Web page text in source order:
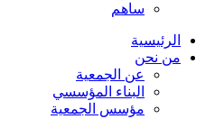
ساهم
الرئيسية
من نحن
عن الجمعية
البناء المؤسسي
مؤسس الجمعية